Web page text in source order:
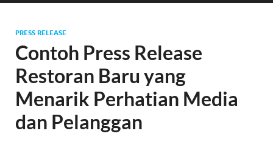
PRESS RELEASE
Contoh Press Release
Restoran Baru yang
Menarik Perhatian Media
dan Pelanggan